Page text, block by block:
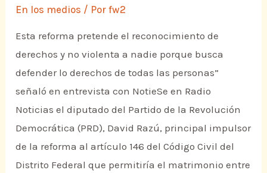
En los medios / Porfw2
Esta reforma pretende el reconocimiento de
derechos y no violenta a nadie porque busca
defender lo derechos de todas las personas”
señaló en entrevista con NotieSe en Radio
Noticias el diputado del Partido de la Revolución
Democrática (PRD), David Razú, principal impulsor
de la reforma al artículo 146 del Código Civil del
Distrito Federal que permitiría el matrimonio entre